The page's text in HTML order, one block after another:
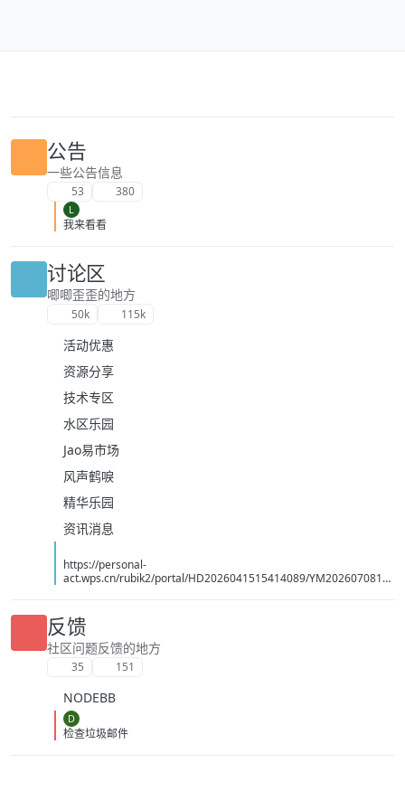
公告
一些公告信息
53 380
L
我来看看
讨论区
唧唧歪歪的地方
50k 115k
活动优惠
资源分享
技术专区
水区乐园
Jao易市场
风声鹤唳
精华乐园
资讯消息
https://personal-
act.wps.cn/rubik2/portal/HD2026041515414089/YM2026070814
反馈
社区问题反馈的地方
35 151
NODEBB
D
检查垃圾邮件